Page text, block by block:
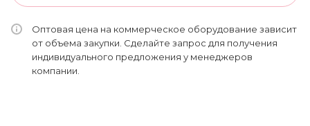
Оптовая цена на коммерческое оборудование зависит
от объема закупки. Сделайте запрос для получения
индивидуального предложения у менеджеров
компании.